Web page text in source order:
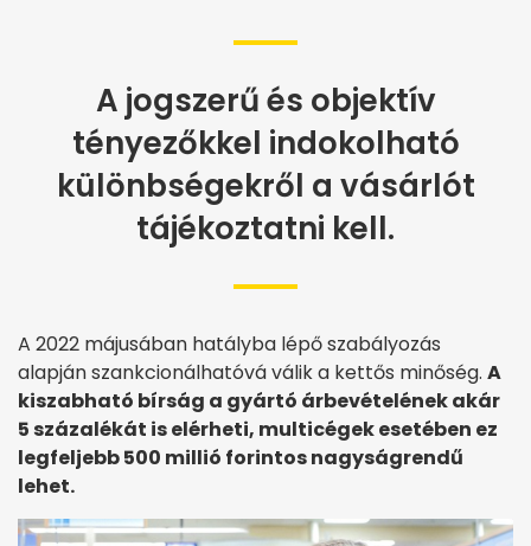
A jogszerű és objektív
tényezőkkel indokolható
különbségekről a vásárlót
tájékoztatni kell.
A 2022 májusában hatályba lépő szabályozás
alapján szankcionálhatóvá válik a kettős minőség. A
kiszabható bírság a gyártó árbevételének akár
5 százalékát is elérheti, multicégek esetében ez
legfeljebb 500 millió forintos nagyságrendű
lehet.